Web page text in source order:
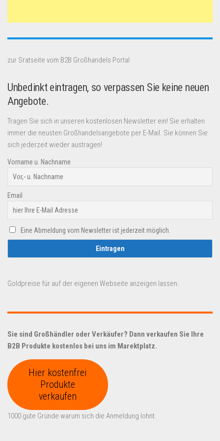
zur Sratseite vom B2B Großhandels Portal
Unbedinkt eintragen, so verpassen Sie keine neuen
Angebote.
Tragen Sie sich in unseren kostenlosen Newsletter ein! Sie erhalten
immer die neusten Großhandelsangebote per E-Mail. Sie können Sie
sich jederzeit wieder austragen!
Vorname u. Nachname
Email
Eine Abmeldung vom Newsletter ist jederzeit möglich.
Goldpreise für auf der eigenen Webseite anzeigen lassen.
Sie sind Großhändler oder Verkäufer? Dann verkaufen Sie Ihre
B2B Produkte kostenlos bei uns im Marektplatz.
Hier kostenfrei
Produkte
verkaufen
1000 gute Gründe warum sich die Anmeldung lohnt.